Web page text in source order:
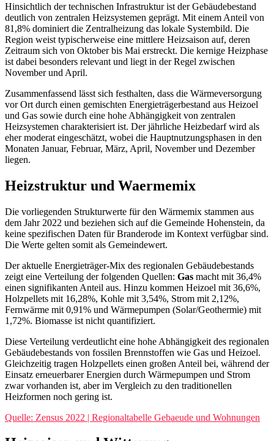
Hinsichtlich der technischen Infrastruktur ist der Gebäudebestand
deutlich von zentralen Heizsystemen geprägt. Mit einem Anteil von
81,8% dominiert die Zentralheizung das lokale Systembild. Die
Region weist typischerweise eine mittlere Heizsaison auf, deren
Zeitraum sich von Oktober bis Mai erstreckt. Die kernige Heizphase
ist dabei besonders relevant und liegt in der Regel zwischen
November und April.
Zusammenfassend lässt sich festhalten, dass die Wärmeversorgung
vor Ort durch einen gemischten Energieträgerbestand aus Heizoel
und Gas sowie durch eine hohe Abhängigkeit von zentralen
Heizsystemen charakterisiert ist. Der jährliche Heizbedarf wird als
eher moderat eingeschätzt, wobei die Hauptnutzungsphasen in den
Monaten Januar, Februar, März, April, November und Dezember
liegen.
Heizstruktur und Waermemix
Die vorliegenden Strukturwerte für den Wärmemix stammen aus
dem Jahr 2022 und beziehen sich auf die Gemeinde Hohenstein, da
keine spezifischen Daten für Branderode im Kontext verfügbar sind.
Die Werte gelten somit als Gemeindewert.
Der aktuelle Energieträger-Mix des regionalen Gebäudebestands
zeigt eine Verteilung der folgenden Quellen: Gas macht mit 36,4%
einen signifikanten Anteil aus. Hinzu kommen Heizoel mit 36,6%,
Holzpellets mit 16,28%, Kohle mit 3,54%, Strom mit 2,12%,
Fernwärme mit 0,91% und Wärmepumpen (Solar/Geothermie) mit
1,72%. Biomasse ist nicht quantifiziert.
Diese Verteilung verdeutlicht eine hohe Abhängigkeit des regionalen
Gebäudebestands von fossilen Brennstoffen wie Gas und Heizoel.
Gleichzeitig tragen Holzpellets einen großen Anteil bei, während der
Einsatz erneuerbarer Energien durch Wärmepumpen und Strom
zwar vorhanden ist, aber im Vergleich zu den traditionellen
Heizformen noch gering ist.
Quelle: Zensus 2022 | Regionaltabelle Gebaeude und Wohnungen